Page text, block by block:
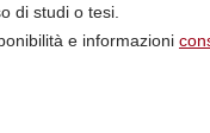
di studi o tesi.
e informazioni